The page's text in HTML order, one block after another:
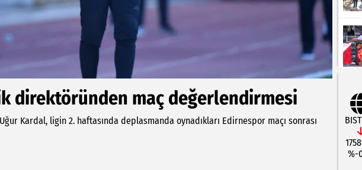
direktöründen maç değerlendirmesi
Kardal, ligin 2. haftasında deplasmanda oynadıkları Edirnespor maçı sonrası
%-